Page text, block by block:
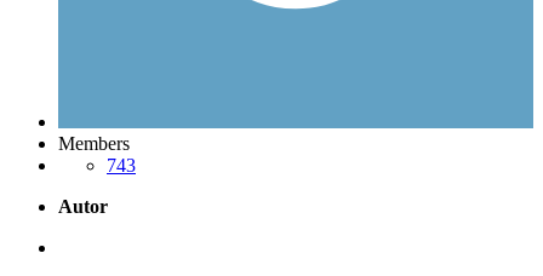
Members
743
Autor